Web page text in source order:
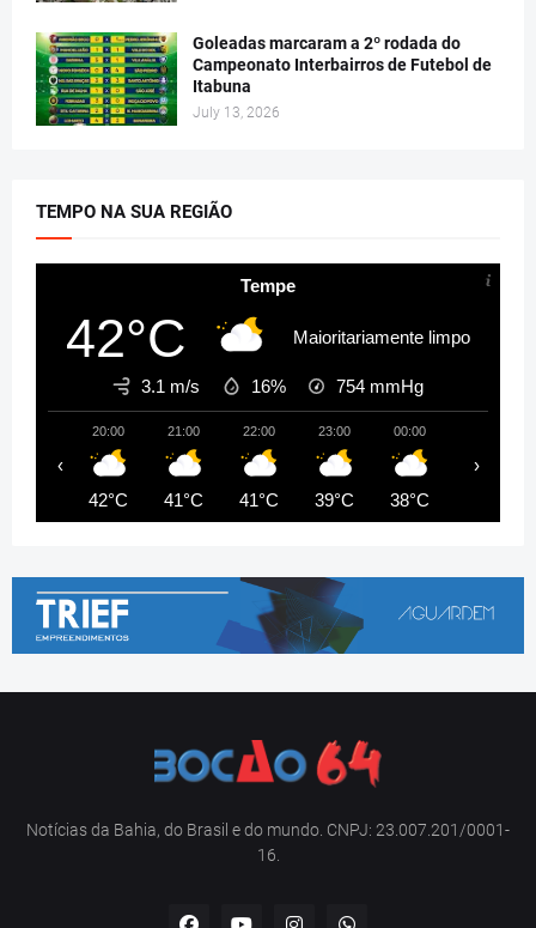
Goleadas marcaram a 2º rodada do
Campeonato Interbairros de Futebol de
Itabuna
July 13, 2026
TEMPO NA SUA REGIÃO
Tempe
42°C Maioritariamente limpo
3.1 m/s 16% 754 mmHg
20:00
42°C
21:00
41°C
22:00
41°C
23:00
39°C
00:00
38°C
‹ ›
Notícias da Bahia, do Brasil e do mundo. CNPJ: 23.007.201/0001-
16.